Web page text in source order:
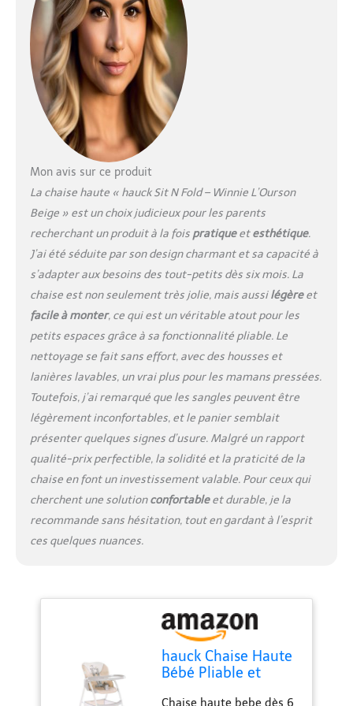
Pratique pour les petits
espaces, les voyages ou
chez les grands-parents
Inclus plateau chaise
haute : La tablette
réglable s’adapte à la
croissance de votre
enfant. Amovible et facile
à nettoyer, se suspend à
table Confort et sécurité
enfant réglable d’une
seule main pour plus de
confort, harnais 5 points
et entrejambe anti-
glisse pour assise sûre et
stable lors des repas ou
du jeu Grand panier de
rangement : Chaise bebe
pliante avec panier
bavoirs ou jouets. Tout
reste à portée de main
pour des repas et
moments de jeu bien
organisés
Mon avis sur ce produit
La chaise haute « hauck Sit N Fold – Winnie L’Ourson
Beige » est un choix judicieux pour les parents
recherchant un produit à la fois pratiqueetesthétique.
J’ai été séduite par son design charmant et sa capacité à
s’adapter aux besoins des tout-petits dès six mois. La
chaise est non seulement très jolie, mais aussilégèreet
facile à monter, ce qui est un véritable atout pour les
petits espaces grâce à sa fonctionnalité pliable. Le
nettoyage se fait sans effort, avec des housses et
lanières lavables, un vrai plus pour les mamans pressées.
Toutefois, j’ai remarqué que les sangles peuvent être
légèrement inconfortables, et le panier semblait
présenter quelques signes d’usure. Malgré un rapport
qualité-prix perfectible, la solidité et la praticité de la
chaise en font un investissement valable. Pour ceux qui
cherchent une solutionconfortableet durable, je la
recommande sans hésitation, tout en gardant à l’esprit
ces quelques nuances.
hauck Chaise Haute
Bébé Pliable et
Chaise haute bebe dès 6